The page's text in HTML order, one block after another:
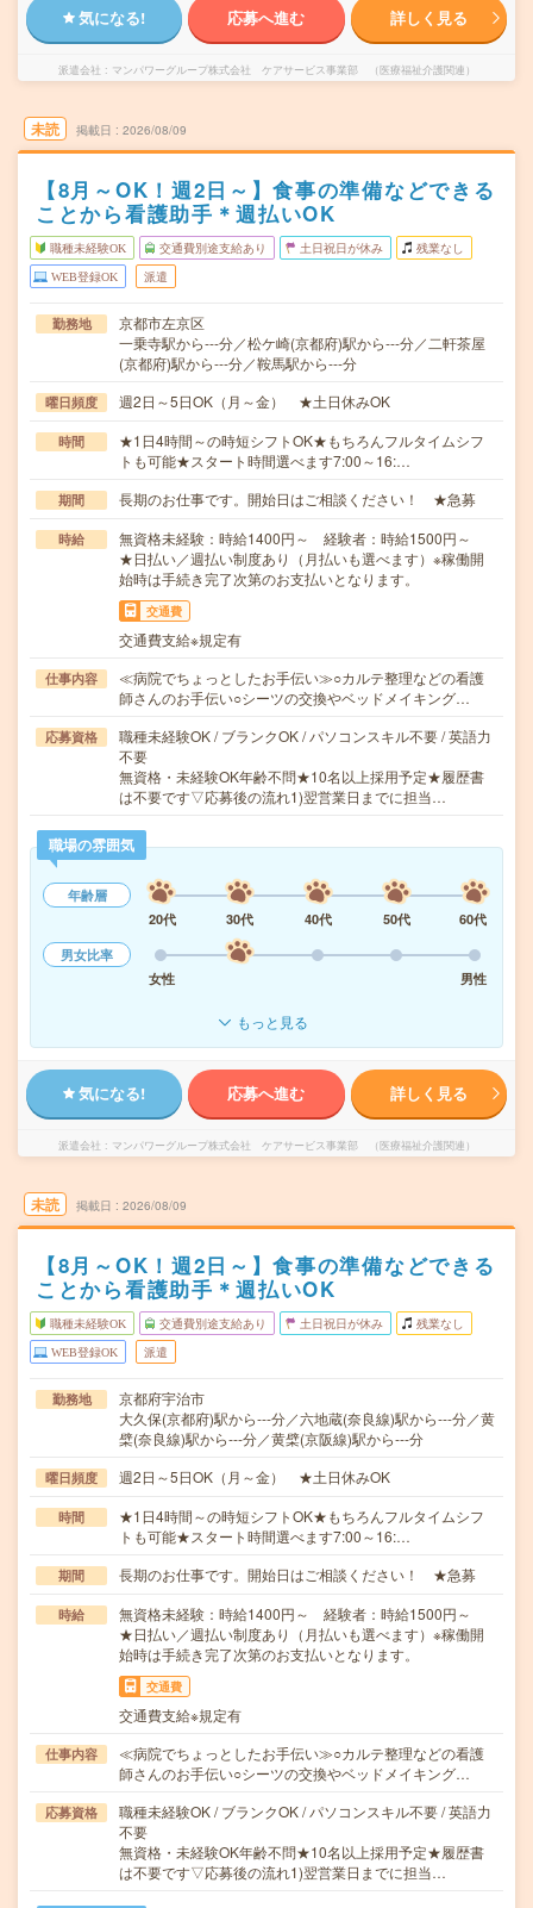
気になる! 応募へ進む 詳しく見る
派遣会社 マンパワーグループ株式会社 ケアサービス事業部 （医療福祉介護関連）
未読 掲載日 2026/08/09
【8月～OK！週2日～】食事の準備などできる
ことから看護助手＊週払いOK
職種未経験OK 交通費別途支給あり 土日祝日が休み 残業なし
WEB登録OK 派遣
勤務地
京都市左京区
一乗寺駅から---分／松ケ崎(京都府)駅から---分／二軒茶屋
(京都府)駅から---分／鞍馬駅から---分
曜日頻度 週2日～5日OK（月～金） ★土日休みOK
時間
★1日4時間～の時短シフトOK★もちろんフルタイムシフ
トも可能★スタート時間選べます7:00～16:…
期間 長期のお仕事です。開始日はご相談ください！ ★急募
時給
無資格未経験：時給1400円～ 経験者：時給1500円～
★日払い／週払い制度あり（月払いも選べます）※稼働開
始時は手続き完了次第のお支払いとなります。
交通費
交通費支給※規定有
仕事内容
≪病院でちょっとしたお手伝い≫○カルテ整理などの看護
師さんのお手伝い○シーツの交換やベッドメイキング…
応募資格
職種未経験OK / ブランクOK / パソコンスキル不要 / 英語力
不要
無資格・未経験OK年齢不問★10名以上採用予定★履歴書
は不要です▽応募後の流れ1)翌営業日までに担当…
職場の雰囲気
年齢層
20代
30代 40代 50代
60代
男女比率
女性
男性
もっと見る
気になる! 応募へ進む 詳しく見る
派遣会社 マンパワーグループ株式会社 ケアサービス事業部 （医療福祉介護関連）
未読 掲載日 2026/08/09
【8月～OK！週2日～】食事の準備などできる
ことから看護助手＊週払いOK
職種未経験OK 交通費別途支給あり 土日祝日が休み 残業なし
WEB登録OK 派遣
勤務地
京都府宇治市
大久保(京都府)駅から---分／六地蔵(奈良線)駅から---分／黄
檗(奈良線)駅から---分／黄檗(京阪線)駅から---分
曜日頻度 週2日～5日OK（月～金） ★土日休みOK
時間
★1日4時間～の時短シフトOK★もちろんフルタイムシフ
トも可能★スタート時間選べます7:00～16:…
期間 長期のお仕事です。開始日はご相談ください！ ★急募
時給
無資格未経験：時給1400円～ 経験者：時給1500円～
★日払い／週払い制度あり（月払いも選べます）※稼働開
始時は手続き完了次第のお支払いとなります。
交通費
交通費支給※規定有
仕事内容
≪病院でちょっとしたお手伝い≫○カルテ整理などの看護
師さんのお手伝い○シーツの交換やベッドメイキング…
応募資格
職種未経験OK / ブランクOK / パソコンスキル不要 / 英語力
不要
無資格・未経験OK年齢不問★10名以上採用予定★履歴書
は不要です▽応募後の流れ1)翌営業日までに担当…